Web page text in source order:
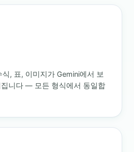
식, 표, 이미지가 Gemini에서 보
니다 — 모든 형식에서 동일합